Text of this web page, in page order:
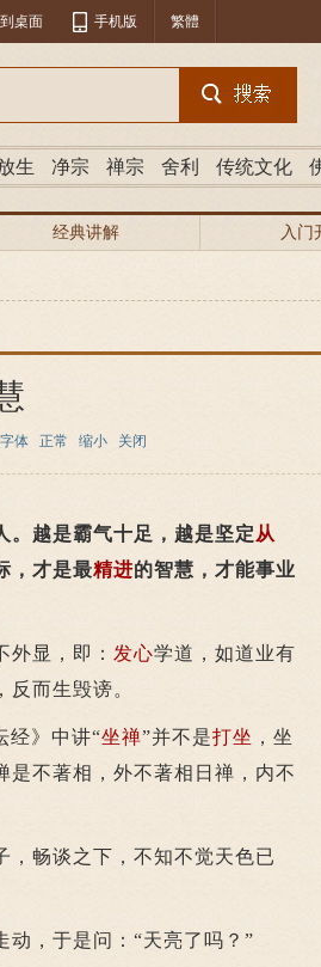
桌面 手机版 繁體
生 净宗 禅宗 舍利 传统文化
经典讲解 入门
体 正常 缩小 关闭
。越是霸气十足，越是坚定 从
，才是最精进的智慧，才能事业
显，即： 发心学道，如道业有
而生毁谤。
》中讲“坐禅”并不是打坐 ，坐
是不著相，外不著相日禅，内不
，畅谈之下，不知不觉天色已
，于是问：“天亮了吗？”